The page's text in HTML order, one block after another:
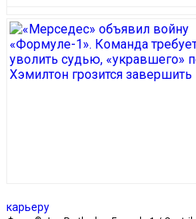
карьеру